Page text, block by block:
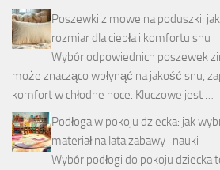
Poszewki zimowe na poduszki:
rozmiar dla ciepła i komfortu snu
Wybór odpowiednich poszewek
może znacząco wpłynąć na jakość snu,
komfort w chłodne noce. Kluczowe jest …
Podłoga w pokoju dziecka: jak
materiał na lata zabawy i nauki
Wybór podłogi do pokoju dziecka